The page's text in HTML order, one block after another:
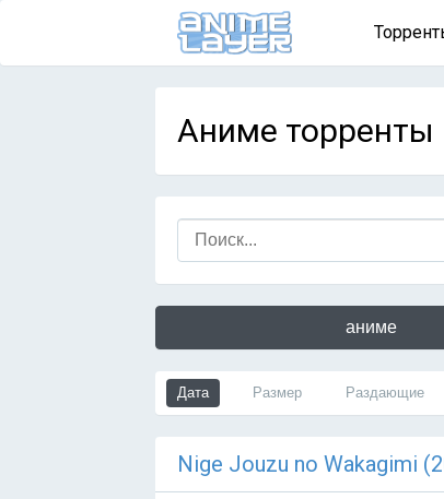
Аниме торренты
аниме
Дата Размер Раздающие
Nige Jouzu no Wakagimi